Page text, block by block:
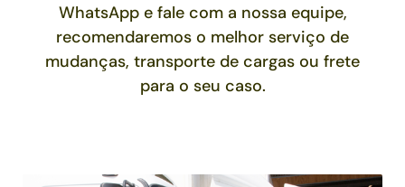
WhatsApp e fale com a nossa equipe,
recomendaremos o melhor serviço de
mudanças, transporte de cargas ou frete
para o seu caso.